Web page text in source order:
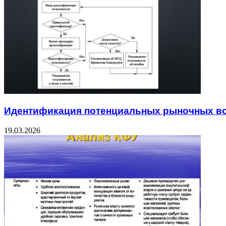
Идентификация потенциальных рыночных
19.03.2026